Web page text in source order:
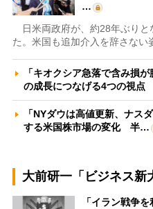
…
日米両政府が、約28年ぶりと
た。米国も追加介入を辞さな
「キオクシア急落で含み損
の成長につなげる4つの視
「NYダウは高値更新、ナス
する米国株市場の変化 半…
大前研一「ビジネス新
「イラン戦争